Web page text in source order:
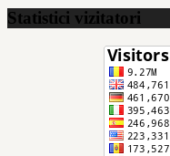
Statistici vizitatori